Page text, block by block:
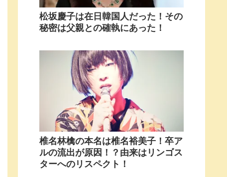
松坂慶子は在日韓国人だった！その
秘密は父親との確執にあった！
椎名林檎の本名は椎名裕美子！卒ア
ルの流出が原因！？由来はリンゴス
ターへのリスペクト！